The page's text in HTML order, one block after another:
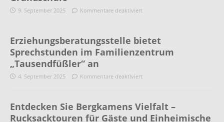
9. September 2025 Kommentare deaktiviert
Erziehungsberatungsstelle bietet
Sprechstunden im Familienzentrum
„Tausendfüßler“ an
4. September 2025 Kommentare deaktiviert
Entdecken Sie Bergkamens Vielfalt –
Rucksacktouren für Gäste und Einheimische